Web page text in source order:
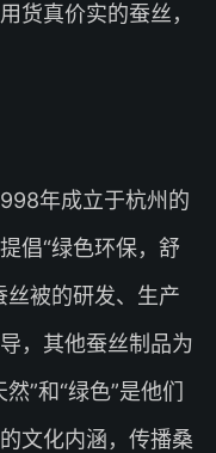
货真价实的蚕丝，
年成立于杭州的
倡“绿色环保，舒
丝被的研发、生产
，其他蚕丝制品为
”和“绿色”是他们
文化内涵，传播桑